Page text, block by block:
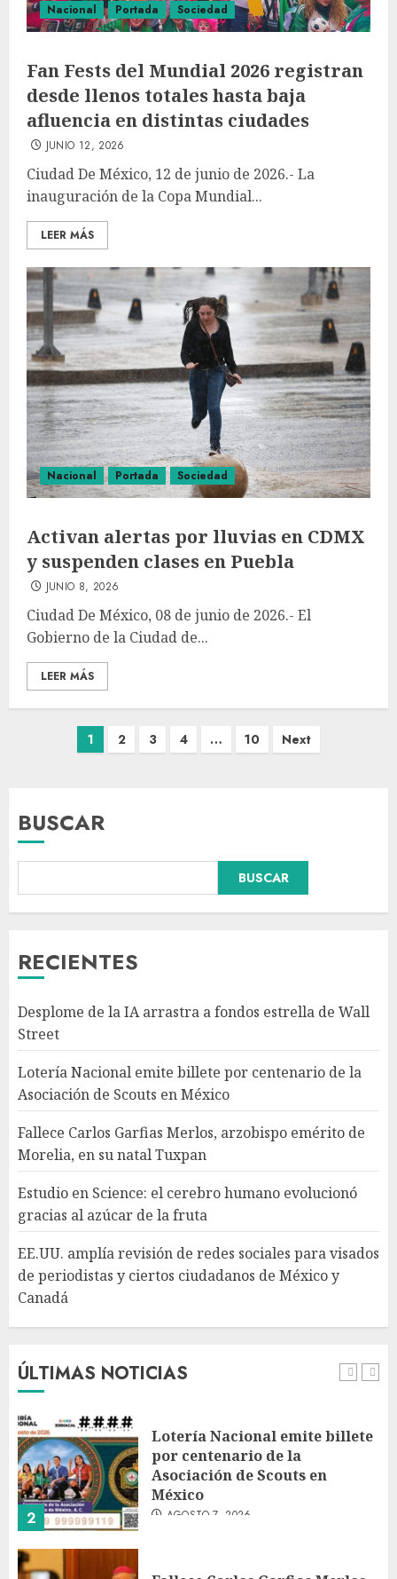
Nacional Portada Sociedad
Fan Fests del Mundial 2026 registran
desde llenos totales hasta baja
afluencia en distintas ciudades
JUNIO 12, 2026
Ciudad De México, 12 de junio de 2026.- La
inauguración de la Copa Mundial...
LEER MÁS
Nacional Portada Sociedad
Activan alertas por lluvias en CDMX
y suspenden clases en Puebla
JUNIO 8, 2026
Ciudad De México, 08 de junio de 2026.- El
Gobierno de la Ciudad de...
LEER MÁS
1 2 3 4 … 10 Next
BUSCAR
BUSCAR
RECIENTES
Desplome de la IA arrastra a fondos estrella de Wall
Street
Lotería Nacional emite billete por centenario de la
Asociación de Scouts en México
Fallece Carlos Garfias Merlos, arzobispo emérito de
Morelia, en su natal Tuxpan
Estudio en Science: el cerebro humano evolucionó
gracias al azúcar de la fruta
EE.UU. amplía revisión de redes sociales para visados
de periodistas y ciertos ciudadanos de México y
Canadá
ÚLTIMAS NOTICIAS
3
Fallece Carlos Garfias Merlos,
arzobispo emérito de Morelia,
4
humano evolucionó gracias al
azúcar de la fruta
AGOSTO 7, 2026
EE.UU. amplía revisión de
periodistas y ciertos
ciudadanos de México y
Canadá
AGOSTO 7, 2026
1
fondos estrella de Wall Street
2
Lotería Nacional emite billete
por centenario de la
Asociación de Scouts en
México
AGOSTO 7, 2026